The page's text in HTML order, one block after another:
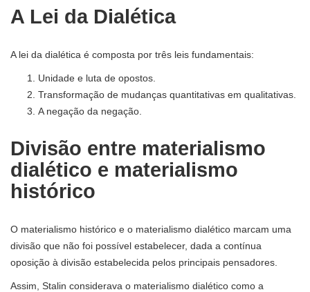
A Lei da Dialética
A lei da dialética é composta por três leis fundamentais:
Unidade e luta de opostos.
Transformação de mudanças quantitativas em qualitativas.
A negação da negação.
Divisão entre materialismo
dialético e materialismo
histórico
O materialismo histórico e o materialismo dialético marcam uma
divisão que não foi possível estabelecer, dada a contínua
oposição à divisão estabelecida pelos principais pensadores.
Assim, Stalin considerava o materialismo dialético como a